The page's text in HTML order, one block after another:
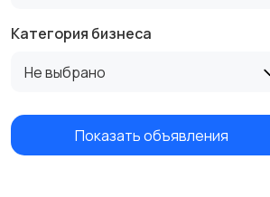
Категория бизнеса
Не выбрано
Показать объявления